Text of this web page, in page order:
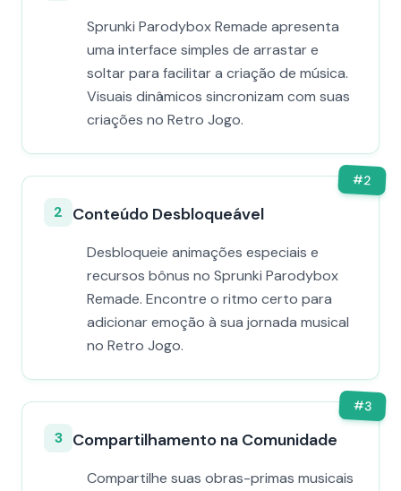
Sprunki Parodybox Remade apresenta
uma interface simples de arrastar e
soltar para facilitar a criação de música.
Visuais dinâmicos sincronizam com suas
criações no Retro Jogo.
#2
2 Conteúdo Desbloqueável
Desbloqueie animações especiais e
recursos bônus no Sprunki Parodybox
Remade. Encontre o ritmo certo para
adicionar emoção à sua jornada musical
no Retro Jogo.
#3
3 Compartilhamento na Comunidade
Compartilhe suas obras-primas musicais